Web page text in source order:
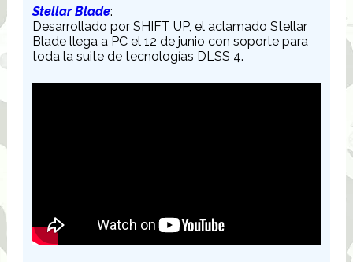
Stellar Blade:
Desarrollado por SHIFT UP, el aclamado Stellar
Blade llega a PC el 12 de junio con soporte para
toda la suite de tecnologías DLSS 4.